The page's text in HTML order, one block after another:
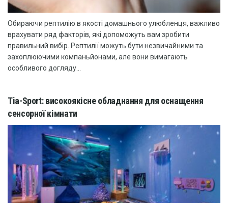
Обираючи рептилію в якості домашнього улюбленця, важливо
врахувати ряд факторів, які допоможуть вам зробити
правильний вибір. Рептилії можуть бути незвичайними та
захоплюючими компаньйонами, але вони вимагають
особливого догляду...
Tia-Sport: високоякісне обладнання для оснащення
сенсорної кімнати